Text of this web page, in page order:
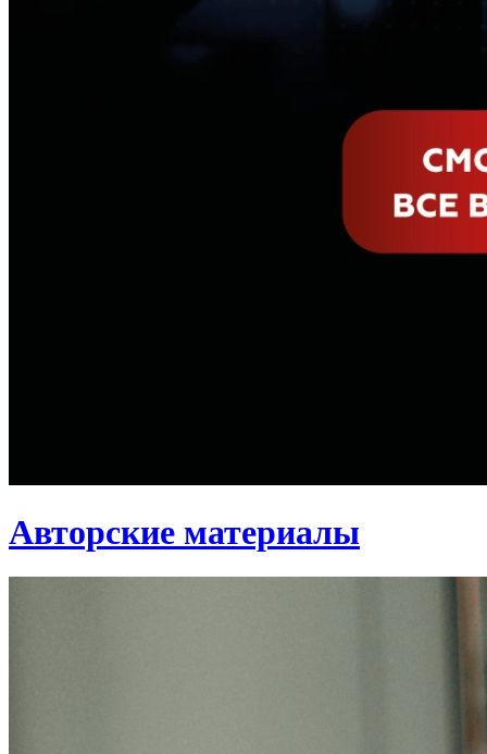
Авторские материалы